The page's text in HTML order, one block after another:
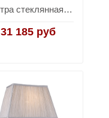
Люстра стеклянная (хром) 62GDW-901-600CH
31 185 руб